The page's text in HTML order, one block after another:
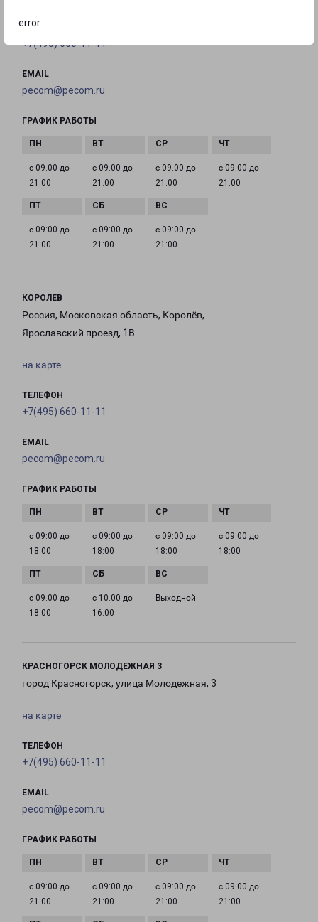
error
ТЕЛЕФОН
+7(495) 660-11-11
EMAIL
pecom@pecom.ru
ГРАФИК РАБОТЫ
с 09:00 до
21:00
с 09:00 до
21:00
с 09:00 до
21:00
с 09:00 до
21:00
с 09:00 до
21:00
с 09:00 до
21:00
с 09:00 до
21:00
КОРОЛЕВ
Россия, Московская область, Королёв,
Ярославский проезд, 1В
на карте
ТЕЛЕФОН
+7(495) 660-11-11
EMAIL
pecom@pecom.ru
ГРАФИК РАБОТЫ
с 09:00 до
18:00
с 09:00 до
18:00
с 09:00 до
18:00
с 09:00 до
18:00
с 09:00 до
18:00
с 10:00 до
16:00
Выходной
КРАСНОГОРСК МОЛОДЕЖНАЯ 3
город Красногорск, улица Молодежная, 3
на карте
ТЕЛЕФОН
+7(495) 660-11-11
EMAIL
pecom@pecom.ru
ГРАФИК РАБОТЫ
с 09:00 до
21:00
с 09:00 до
21:00
с 09:00 до
21:00
с 09:00 до
21:00